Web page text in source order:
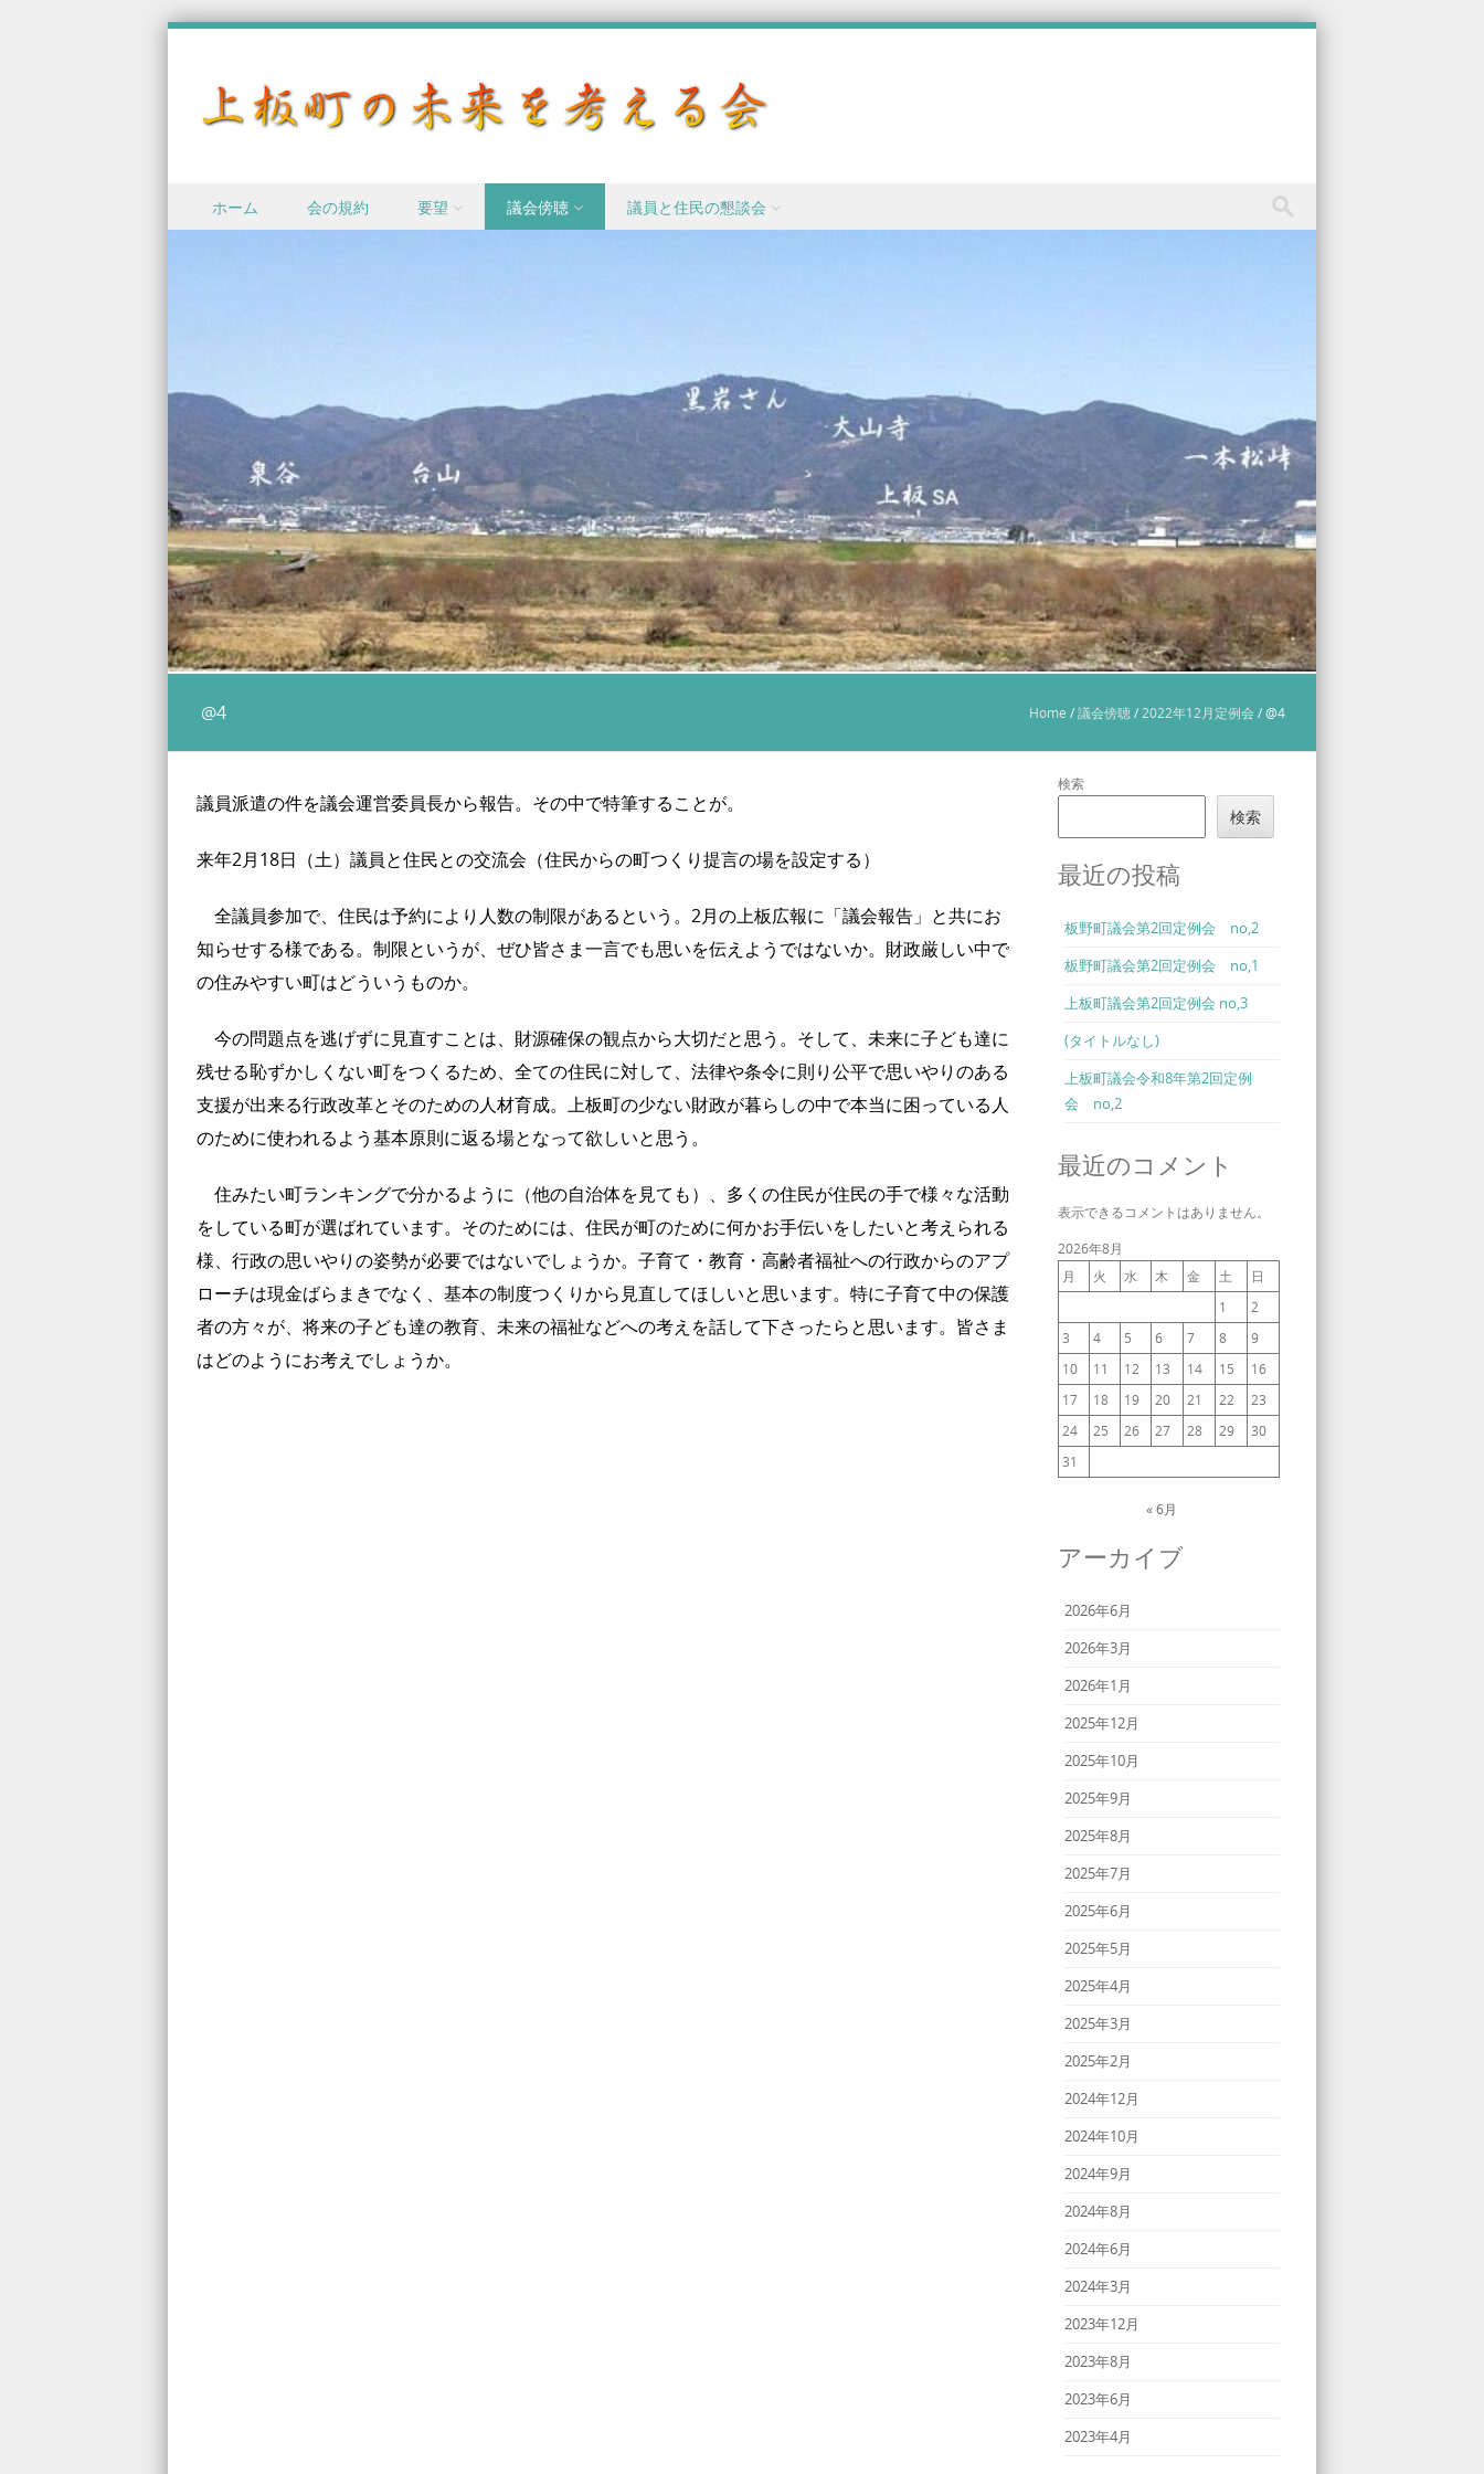
Menu
Skip to content
ホーム 会の規約 要望 議会傍聴 議員と住民の懇談会
@4 Home /議会傍聴/ 2022年12月定例会/@4
議員派遣の件を議会運営委員長から報告。その中で特筆することが。
来年2月18日（土）議員と住民との交流会（住民からの町つくり提言の場を設定する）
全議員参加で、住民は予約により人数の制限があるという。2月の上板広報に「議会報告」と共にお
知らせする様である。制限というが、ぜひ皆さま一言でも思いを伝えようではないか。財政厳しい中で
の住みやすい町はどういうものか。
今の問題点を逃げずに見直すことは、財源確保の観点から大切だと思う。そして、未来に子ども達に
残せる恥ずかしくない町をつくるため、全ての住民に対して、法律や条令に則り公平で思いやりのある
支援が出来る行政改革とそのための人材育成。上板町の少ない財政が暮らしの中で本当に困っている人
のために使われるよう基本原則に返る場となって欲しいと思う。
住みたい町ランキングで分かるように（他の自治体を見ても）、多くの住民が住民の手で様々な活動
をしている町が選ばれています。そのためには、住民が町のために何かお手伝いをしたいと考えられる
様、行政の思いやりの姿勢が必要ではないでしょうか。子育て・教育・高齢者福祉への行政からのアプ
ローチは現金ばらまきでなく、基本の制度つくりから見直してほしいと思います。特に子育て中の保護
者の方々が、将来の子ども達の教育、未来の福祉などへの考えを話して下さったらと思います。皆さま
はどのようにお考えでしょうか。
検索
検索
最近の投稿
板野町議会第2回定例会 no,2
板野町議会第2回定例会 no,1
上板町議会第2回定例会 no,3
(タイトルなし)
上板町議会令和8年第2回定例
会 no,2
最近のコメント
表示できるコメントはありません。
2026年8月
月
火 水 木 金 土
日
1
2
3
4 5 6 7 8
9
10
11 12 13 14 15
16
17
18 19 20 21 22
23
24
25 26 27 28 29
30
31
« 6月
アーカイブ
2026年6月
2026年3月
2026年1月
2025年12月
2025年10月
2025年9月
2025年8月
2025年7月
2025年6月
2025年5月
2025年4月
2025年3月
2025年2月
2024年12月
2024年10月
2024年9月
2024年8月
2024年6月
2024年3月
2023年12月
2023年8月
2023年6月
2023年4月